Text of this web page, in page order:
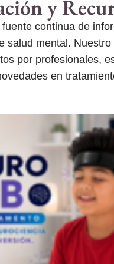
y
continua de
salud mental.
por profesionales,
en